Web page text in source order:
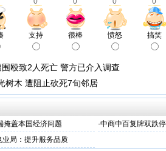
支持 很棒 愤怒 搞笑
殴致2人死亡 警方已介入调查
树木 遭阻止砍死7旬邻居
掩盖本国经济问题 ·中商中百复牌双跌
局：提升服务品质